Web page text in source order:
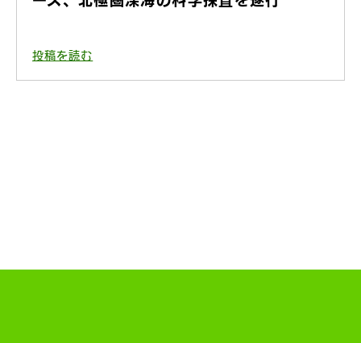
投稿を読む